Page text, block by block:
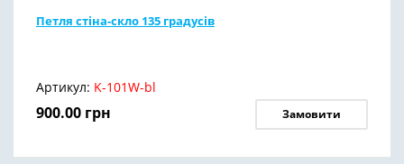
Петля стіна-скло 135 градусів
Артикул: K-101W-bl
900.00 грн Замовити